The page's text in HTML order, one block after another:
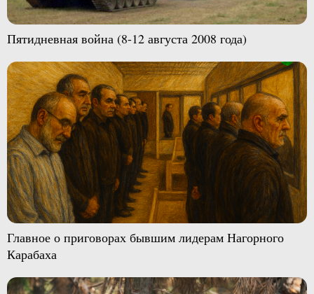
Пятидневная война (8-12 августа 2008 года)
Главное о приговорах бывшим лидерам Нагорного
Карабаха